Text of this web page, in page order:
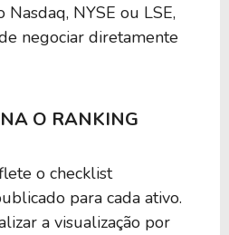
50 0,00
50 0,00
Nasdaq, NYSE ou LSE,
negociar diretamente
O RANKING
o checklist
para cada ativo.
a visualização por